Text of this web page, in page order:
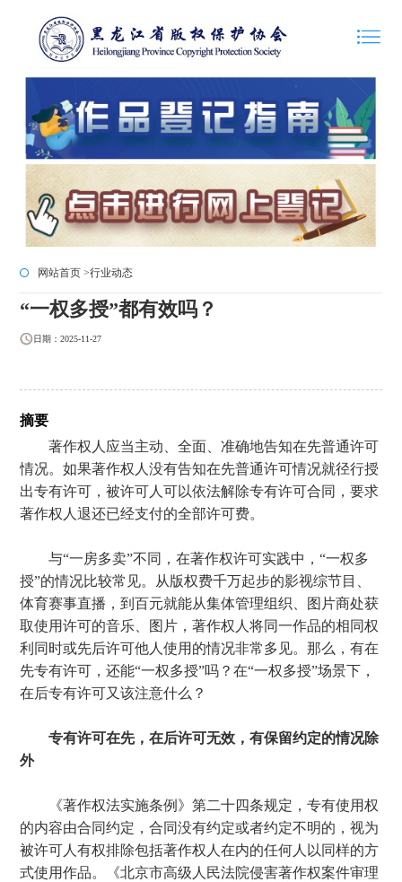
网站首页 >行业动态
“一权多授”都有效吗？
日期：2025-11-27
摘要
著作权人应当主动、全面、准确地告知在先普通许可
情况。如果著作权人没有告知在先普通许可情况就径行授
出专有许可，被许可人可以依法解除专有许可合同，要求
著作权人退还已经支付的全部许可费。
与“一房多卖”不同，在著作权许可实践中，“一权多
授”的情况比较常见。从版权费千万起步的影视综节目、
体育赛事直播，到百元就能从集体管理组织、图片商处获
取使用许可的音乐、图片，著作权人将同一作品的相同权
利同时或先后许可他人使用的情况非常多见。那么，有在
先专有许可，还能“一权多授”吗？在“一权多授”场景下，
在后专有许可又该注意什么？
专有许可在先，在后许可无效，有保留约定的情况除
外
《著作权法实施条例》第二十四条规定，专有使用权
的内容由合同约定，合同没有约定或者约定不明的，视为
被许可人有权排除包括著作权人在内的任何人以同样的方
式使用作品。《北京市高级人民法院侵害著作权案件审理